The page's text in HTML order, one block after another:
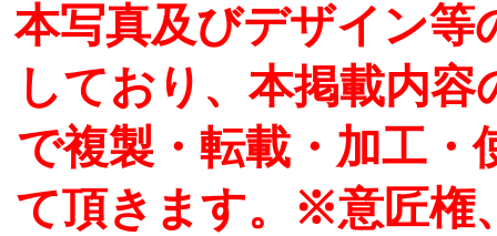
本写真及びデザイン等
しており、本掲載内
で複製・転載・加工・
て頂きます。※意匠権